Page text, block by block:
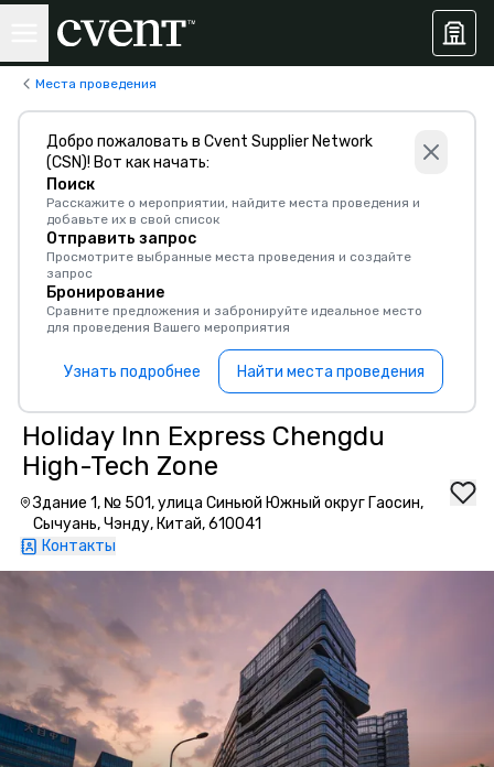
Места проведения
Добро пожаловать в Cvent Supplier Network
(CSN)! Вот как начать:
Поиск
Расскажите о мероприятии, найдите места проведения и
добавьте их в свой список
Отправить запрос
Просмотрите выбранные места проведения и создайте
запрос
Бронирование
Сравните предложения и забронируйте идеальное место
для проведения Вашего мероприятия
Узнать подробнее Найти места проведения
Holiday Inn Express Chengdu
High-Tech Zone
Здание 1, № 501, улица Синьюй Южный округ Гаосин,
Сычуань, Чэнду, Китай, 610041
Контакты